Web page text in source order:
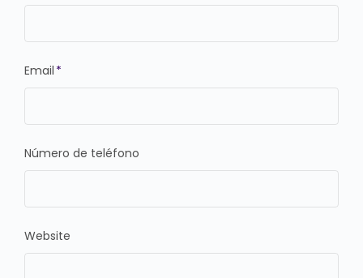
Email *
Número de teléfono
Website